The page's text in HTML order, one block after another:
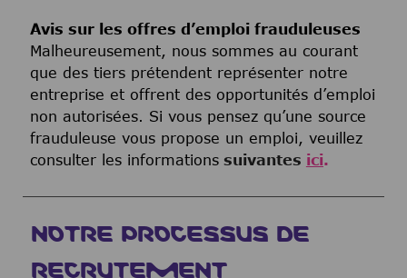
Avis sur les offres d’emploi frauduleuses
Malheureusement, nous sommes au courant
que des tiers prétendent représenter notre
entreprise et offrent des opportunités d’emploi
non autorisées. Si vous pensez qu’une source
frauduleuse vous propose un emploi, veuillez
consulter les informationssuivantes ici.
NOTRE PROCESSUS DE
RECRUTEMENT